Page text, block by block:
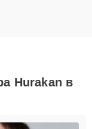
Hurakan в